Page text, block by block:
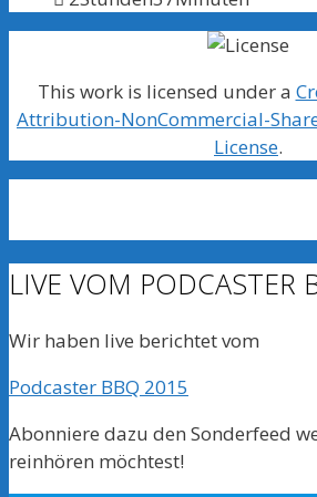
This work is licensed under a
Attribution-NonCommercial-
License.
LIVE VOM PODCASTER
Wir haben live berichtet vom
Podcaster BBQ 2015
Abonniere dazu den Sonderfeed
reinhören möchtest!